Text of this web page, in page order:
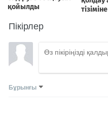
Пікірлер
Бұрынғы